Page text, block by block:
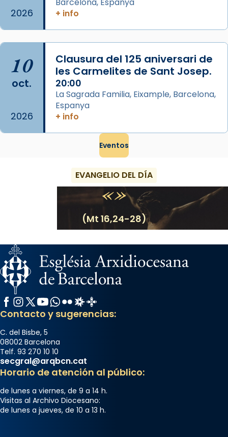
partir de l’Edat Mitjana sorgeix la tradició
frare Joan Gaspar Roig, afirma en una obra
que les santes són filles de l’antiga Iluro.
Mataró en reivindicarà les relíq
Foto
View on Facebook · Share
2026
+ info
10
oct.
2026
Clausura del 125 aniversari de
les Carmelites de Sant Josep.
20:00
La Sagrada Familia, Eixample, Barcelona,
Espanya
+ info
Eventos
EVANGELIO DEL DÍA
(Mt 16,24-28)
Facebook
Instagram
X / Twitter
YouTube
WhatsApp
FlickrRadio Estel
Catalunya Cristiana
Contacto y sugerencias:
C. del Bisbe, 5
08002 Barcelona
Telf. 93 270 10 10
secgral@arqbcn.cat
Horario de atención al público:
de lunes a viernes, de 9 a 14 h.
Visitas al Archivo Diocesano:
de lunes a jueves, de 10 a 13 h.